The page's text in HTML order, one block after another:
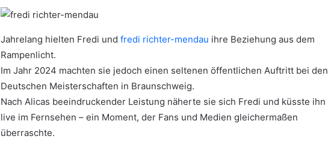
Jahrelang hielten Fredi und fredi richter-mendau ihre Beziehung aus dem
Rampenlicht.
Im Jahr 2024 machten sie jedoch einen seltenen öffentlichen Auftritt bei den
Deutschen Meisterschaften in Braunschweig.
Nach Alicas beeindruckender Leistung näherte sie sich Fredi und küsste ihn
live im Fernsehen – ein Moment, der Fans und Medien gleichermaßen
überraschte.